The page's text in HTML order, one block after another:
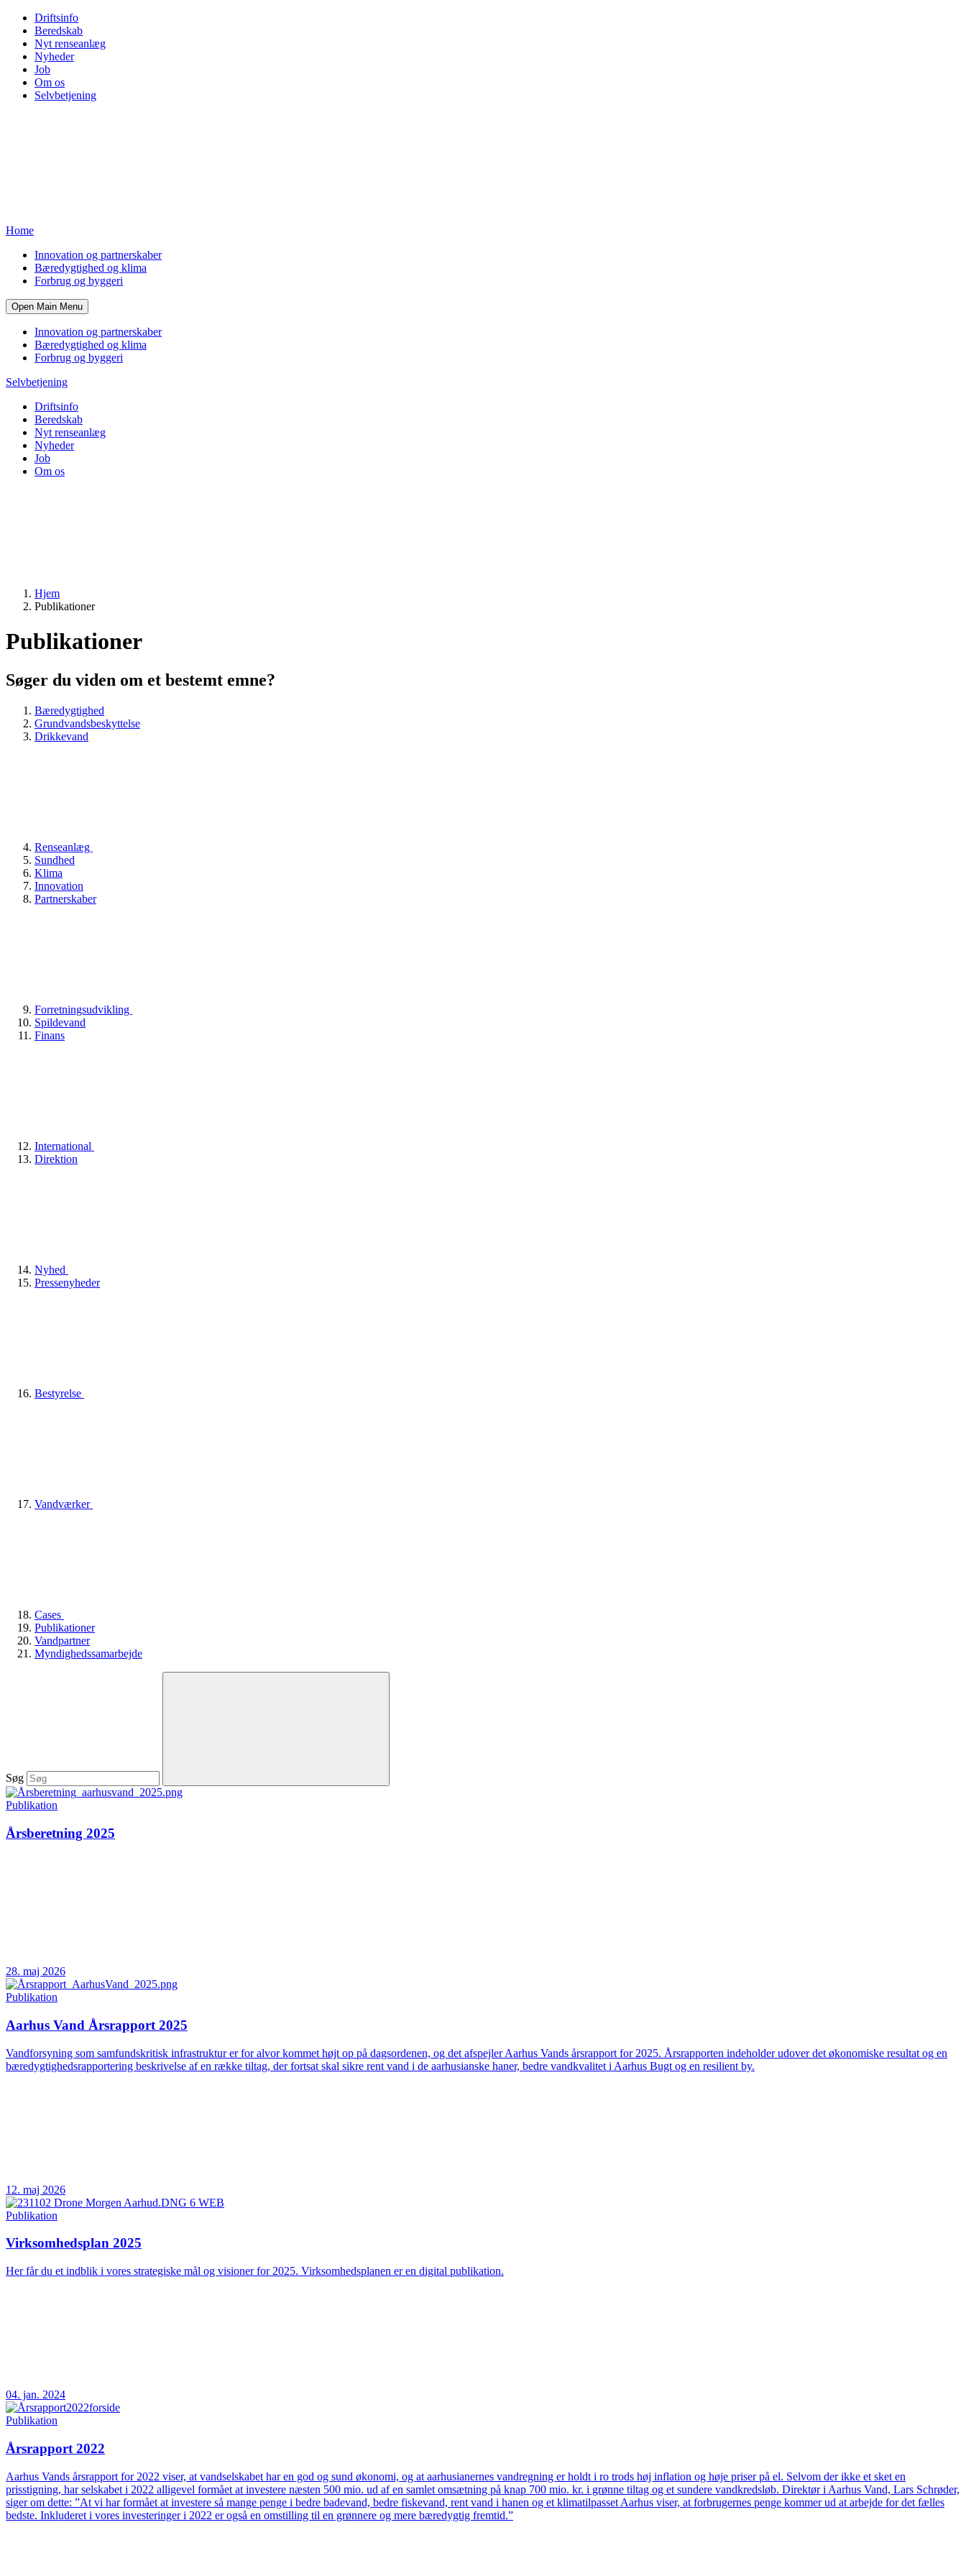
Driftsinfo
Beredskab
Nyt renseanlæg
Nyheder
Job
Om os
Selvbetjening
Home
Innovation og partnerskaber
Bæredygtighed og klima
Forbrug og byggeri
Open Main Menu
Innovation og partnerskaber
Bæredygtighed og klima
Forbrug og byggeri
Selvbetjening
Driftsinfo
Beredskab
Nyt renseanlæg
Nyheder
Job
Om os
Hjem
Publikationer
Publikationer
Søger du viden om et bestemt emne?
Bæredygtighed
Grundvandsbeskyttelse
Drikkevand
Renseanlæg
Sundhed
Klima
Innovation
Partnerskaber
Forretningsudvikling
Spildevand
Finans
International
Direktion
Nyhed
Pressenyheder
Bestyrelse
Vandværker
Cases
Publikationer
Vandpartner
Myndighedssamarbejde
Søg
Publikation
Årsberetning 2025
28. maj 2026
Publikation
Aarhus Vand Årsrapport 2025
Vandforsyning som samfundskritisk infrastruktur er for alvor kommet højt op på dagsordenen, og det afspejler Aarhus Vands årsrapport for 2025. Årsrapporten indeholder udover det økonomiske resultat og en
bæredygtighedsrapportering beskrivelse af en række tiltag, der fortsat skal sikre rent vand i de aarhusianske haner, bedre vandkvalitet i Aarhus Bugt og en resilient by.
12. maj 2026
Publikation
Virksomhedsplan 2025
Her får du et indblik i vores strategiske mål og visioner for 2025. Virksomhedsplanen er en digital publikation.
04. jan. 2024
Publikation
Årsrapport 2022
Aarhus Vands årsrapport for 2022 viser, at vandselskabet har en god og sund økonomi, og at aarhusianernes vandregning er holdt i ro trods høj inflation og høje priser på el. Selvom der ikke et sket en
prisstigning, har selskabet i 2022 alligevel formået at investere næsten 500 mio. ud af en samlet omsætning på knap 700 mio. kr. i grønne tiltag og et sundere vandkredsløb. Direktør i Aarhus Vand, Lars Schrøder,
siger om dette: ”At vi har formået at investere så mange penge i bedre badevand, bedre fiskevand, rent vand i hanen og et klimatilpasset Aarhus viser, at forbrugernes penge kommer ud at arbejde for det fælles
bedste. Inkluderet i vores investeringer i 2022 er også en omstilling til en grønnere og mere bæredygtig fremtid.”